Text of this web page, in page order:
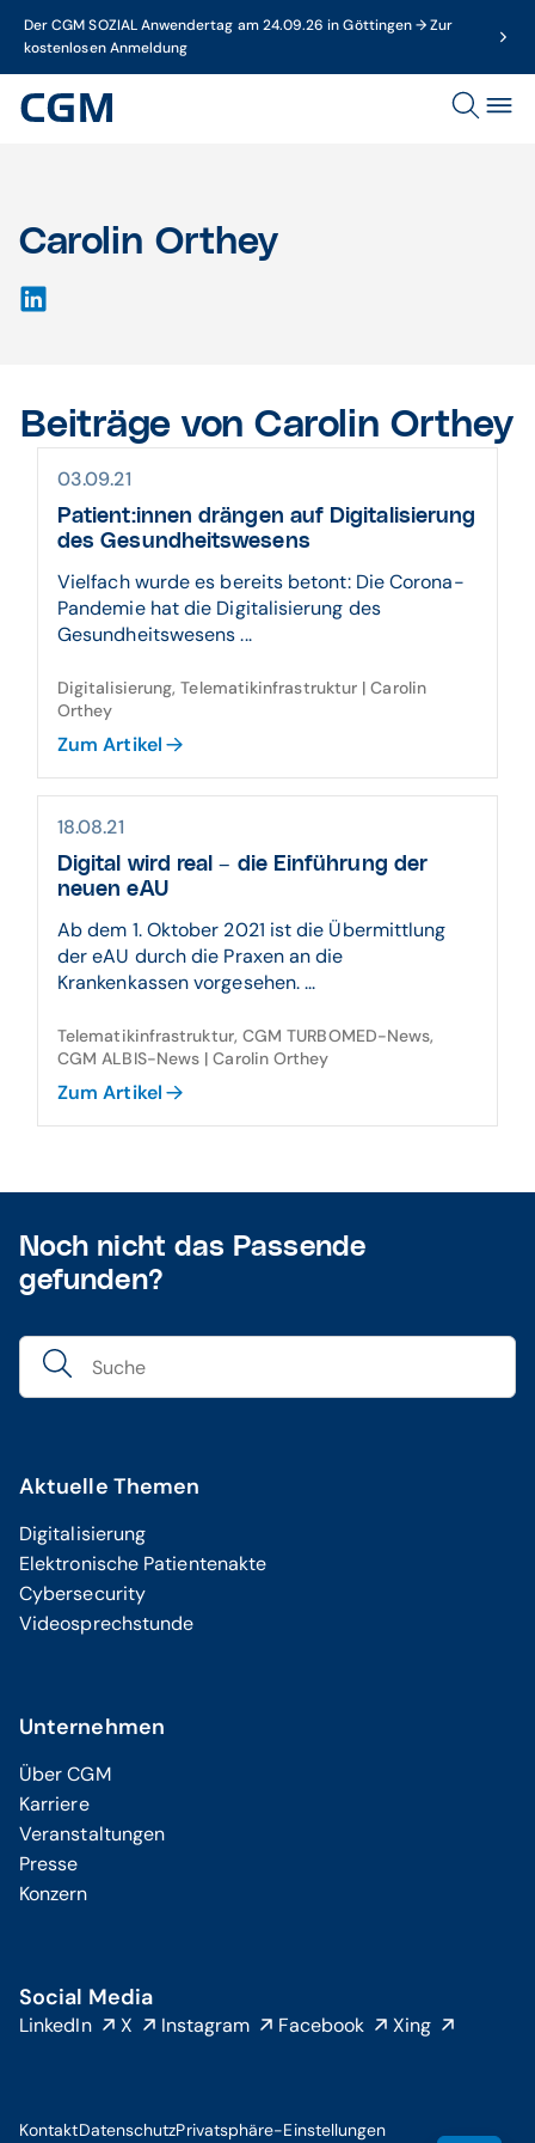
Der CGM SOZIAL Anwendertag am 24.09.26 in Göttingen → Zur
kostenlosen Anmeldung
Carolin Orthey
Beiträge von Carolin Orthey
03.09.21
Patient:innen drängen auf Digitalisierung
des Gesundheitswesens
Vielfach wurde es bereits betont: Die Corona-
Pandemie hat die Digitalisierung des
Gesundheitswesens ...
Digitalisierung, Telematikinfrastruktur | Carolin
Orthey
Zum Artikel
18.08.21
Digital wird real – die Einführung der
neuen eAU
Ab dem 1. Oktober 2021 ist die Übermittlung
der eAU durch die Praxen an die
Krankenkassen vorgesehen. ...
Telematikinfrastruktur, CGM TURBOMED-News,
CGM ALBIS-News | Carolin Orthey
Zum Artikel
Noch nicht das Passende
gefunden?
Aktuelle Themen
Digitalisierung
Elektronische Patientenakte
Cybersecurity
Videosprechstunde
Unternehmen
Über CGM
Karriere
Veranstaltungen
Presse
Konzern
Social Media
LinkedIn X Instagram Facebook Xing
KontaktDatenschutzPrivatsphäre-Einstellungen